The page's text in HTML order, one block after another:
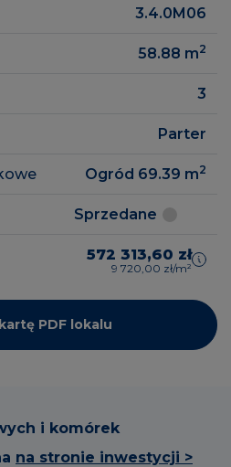
3.4.0M06
58.88 m2
3
Parter
Ogród 69.39 m2
Sprzedane
572 313,60 zł
9 720,00 zł/m²
PDF lokalu
i komórek
na stronie inwestycji >